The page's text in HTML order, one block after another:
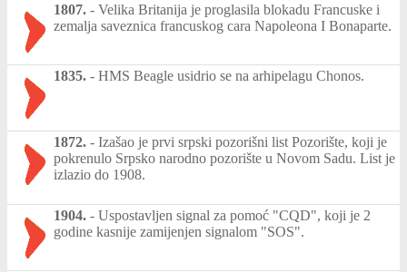
1807. - Velika Britanija je proglasila blokadu Francuske i
zemalja saveznica francuskog cara Napoleona I Bonaparte.
1835. - HMS Beagle usidrio se na arhipelagu Chonos.
1872. - Izašao je prvi srpski pozorišni list Pozorište, koji je
pokrenulo Srpsko narodno pozorište u Novom Sadu. List je
izlazio do 1908.
1904. - Uspostavljen signal za pomoć "CQD", koji je 2
godine kasnije zamijenjen signalom "SOS".